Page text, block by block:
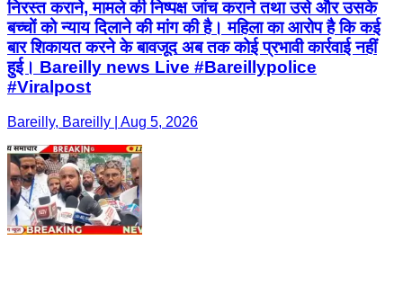
निरस्त कराने, मामले की निष्पक्ष जांच कराने तथा उसे और उसके
बच्चों को न्याय दिलाने की मांग की है। महिला का आरोप है कि कई
बार शिकायत करने के बावजूद अब तक कोई प्रभावी कार्रवाई नहीं
हुई। Bareilly news Live #Bareillypolice
#Viralpost
Bareilly, Bareilly | Aug 5, 2026